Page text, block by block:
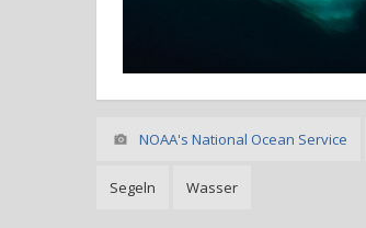
NOAA's National Ocean Service
Segeln Wasser